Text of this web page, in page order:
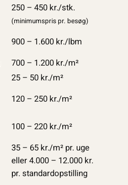
250 – 450 kr./stk.
(minimumspris pr. besøg)
900 – 1.600 kr./lbm
700 – 1.200 kr./m²
25 – 50 kr./m²
120 – 250 kr./m²
100 – 220 kr./m²
35 – 65 kr./m² pr. uge
eller 4.000 – 12.000 kr.
pr. standardopstilling